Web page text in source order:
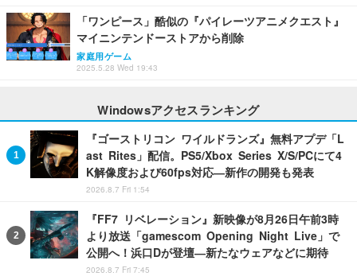
「ワンピース」酷似の『パイレーツアニメクエスト』
マイニンテンドーストアから削除
家庭用ゲーム
2025.5.28 Wed 19:43
Windowsアクセスランキング
『ゴーストリコン ワイルドランズ』無料アプデ「L
ast Rites」配信。PS5/Xbox Series X/S/PCにて4
K解像度および60fps対応―新作の開発も発表
2026.8.7 Fri 1:54
『FF7 リベレーション』新映像が8月26日午前3時
より放送「gamescom Opening Night Live」で
公開へ！浜口Dが登壇―新たなウェアなどに期待
2026.8.7 Fri 7:45